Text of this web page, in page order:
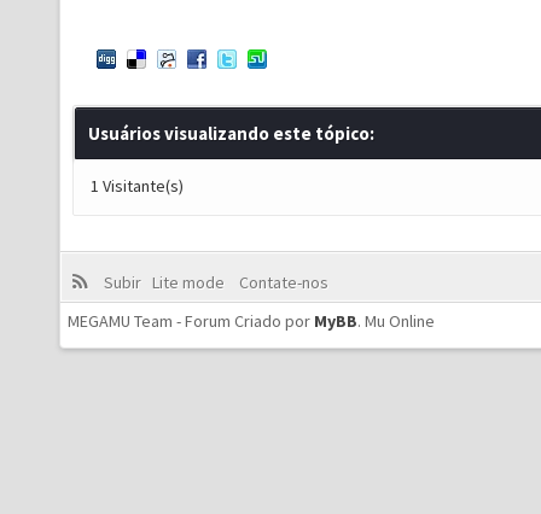
Usuários visualizando este tópico:
1 Visitante(s)
Subir Lite mode
Contate-nos
MEGAMU Team - Forum Criado por MyBB. Mu Online